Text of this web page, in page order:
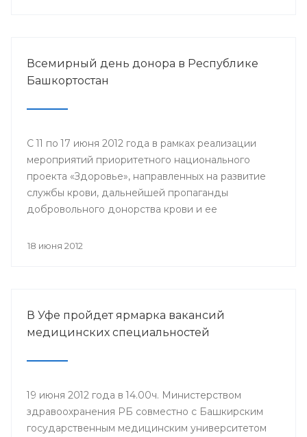
Всемирный день донора в Республике
Башкортостан
С 11 по 17 июня 2012 года в рамках реализации
мероприятий приоритетного национального
проекта «Здоровье», направленных на развитие
службы крови, дальнейшей пропаганды
добровольного донорства крови и ее
информационная акция «Спасибо, донор!»,
18 июня 2012
В Уфе пройдет ярмарка вакансий
медицинских специальностей
19 июня 2012 года в 14.00ч. Министерством
здравоохранения РБ совместно с Башкирским
государственным медицинским университетом